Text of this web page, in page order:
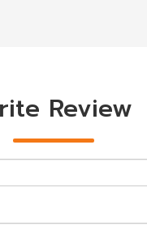
Review